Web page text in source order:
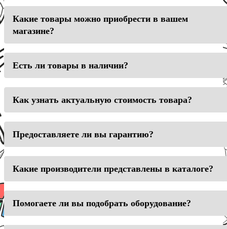
Какие товары можно приобрести в вашем
магазине?
Есть ли товары в наличии?
Как узнать актуальную стоимость товара?
Предоставляете ли вы гарантию?
Какие производители представлены в каталоге?
Помогаете ли вы подобрать оборудование?